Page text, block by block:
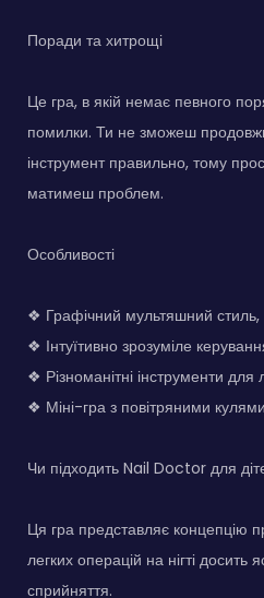
Поради та хитрощі
Це гра, в якій немає певного
помилки. Ти не зможеш
інструмент правильно, тому
матимеш проблем.
Особливості
❖ Графічний мультяшний стиль,
❖ Інтуїтивно зрозуміле
❖ Різноманітні інструменти для
❖ Міні-гра з повітряними
Чи підходить Nail Doctor для
Ця гра представляє концепцію
легких операцій на нігті досить
сприйняття.